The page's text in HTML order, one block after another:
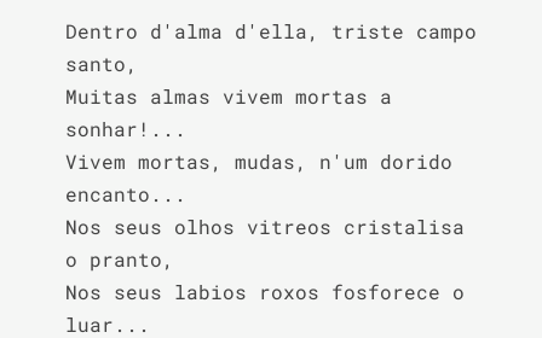
Dentro d'alma d'ella, triste campo
santo,
Muitas almas vivem mortas a
sonhar!...
Vivem mortas, mudas, n'um dorido
encanto...
Nos seus olhos vitreos cristalisa
o pranto,
Nos seus labios roxos fosforece o
luar...